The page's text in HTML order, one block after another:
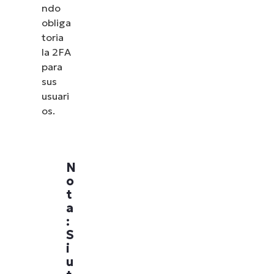
ndo
obliga
toria
la 2FA
para
sus
usuari
os.
N
o
t
a
:
S
i
u